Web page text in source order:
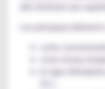
afin d'obtenir une
Les principaux
votre
votre niveau
le type